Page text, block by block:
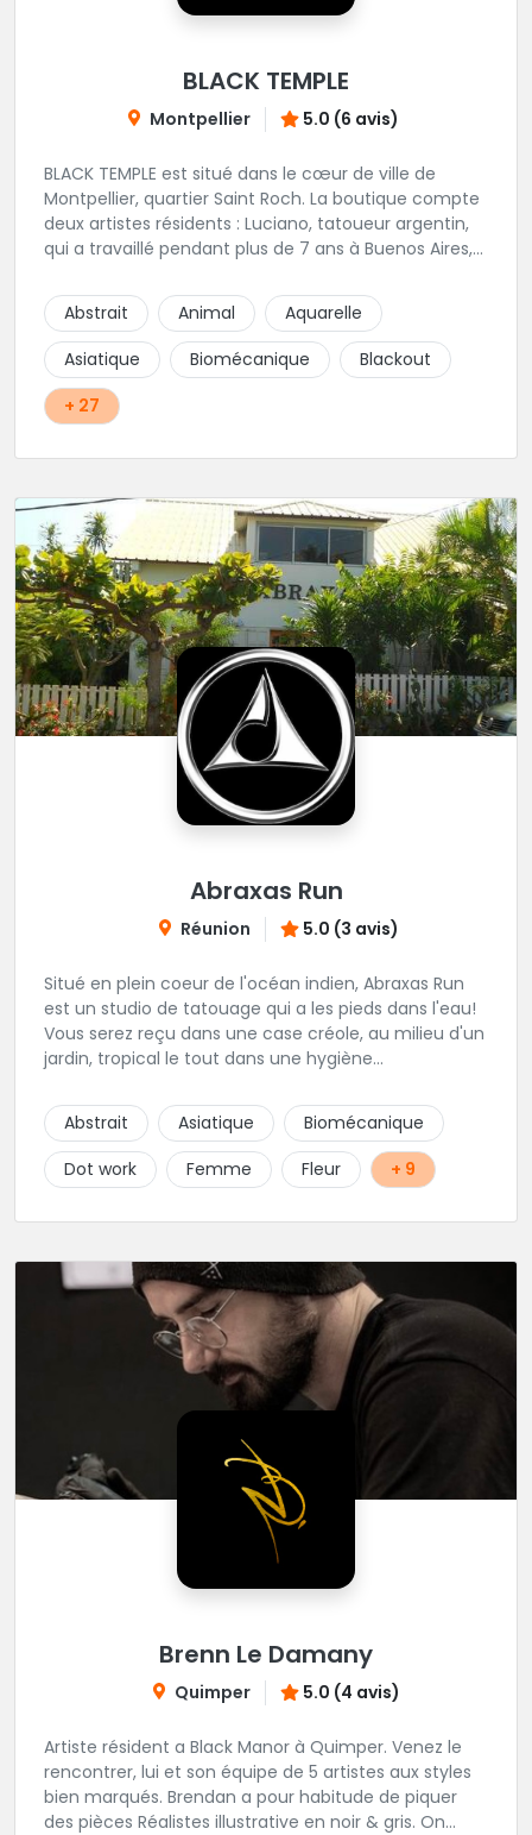
BLACK TEMPLE
Montpellier 5.0 (6 avis)
BLACK TEMPLE est situé dans le cœur de ville de
Montpellier, quartier Saint Roch. La boutique compte
deux artistes résidents : Luciano, tatoueur argentin,
qui a travaillé pendant plus de 7 ans à Buenos Aires,
qui a travaillé dans plusieurs boutiques de la ville
avant de rejoindre notre équipe. La boutique
accueille plusieurs artistes tatoueurs en tant que
guests tout au long de l'année afin de proposer
d'autres styles.
Abstrait Animal
Aquarelle
Asiatique
Biomécanique
Blackout
+ 27
Abraxas Run
Réunion 5.0 (3 avis)
Situé en plein coeur de l'océan indien, Abraxas Run
est un studio de tatouage qui a les pieds dans l'eau!
Vous serez reçu dans une case créole, au milieu d'un
jardin, tropical le tout dans une hygiène
choix de bijoux et uniquement dans des matières
biocompatibles! Vous le trouverez à Saint-Gilles les
Bains...les doigts de pieds en éventail...
Abstrait Asiatique
Biomécanique
Dot work
Femme Fleur + 9
Brenn Le Damany
Quimper 5.0 (4 avis)
Artiste résident a Black Manor à Quimper. Venez le
rencontrer, lui et son équipe de 5 artistes aux styles
bien marqués. Brendan a pour habitude de piquer
des pièces Réalistes illustrative en noir & gris. On